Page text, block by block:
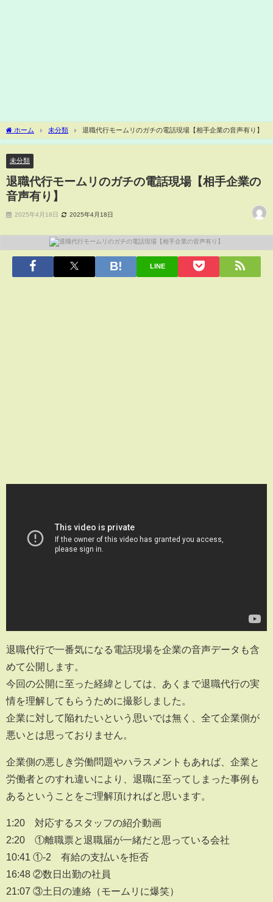
ホーム 未分類 退職代行モームリのガチの電話現場【相手企業の音声有り】
未分類
退職代行モームリのガチの電話現場【相手企業の
音声有り】
2025年4月18日 2025年4月18日
LINE
退職代行で一番気になる電話現場を企業の音声データも含
めて公開します。
今回の公開に至った経緯としては、あくまで退職代行の実
情を理解してもらうために撮影しました。
企業に対して陥れたいという思いでは無く、全て企業側が
悪いとは思っておりません。
企業側の悪しき労働問題やハラスメントもあれば、企業と
労働者とのすれ違いにより、退職に至ってしまった事例も
あるということをご理解頂ければと思います。
1:20 対応するスタッフの紹介動画
2:20 ①離職票と退職届が一緒だと思っている会社
10:41 ①-2 有給の支払いを拒否
16:48 ②数日出勤の社員
21:07 ③土日の連絡（モームリに爆笑）